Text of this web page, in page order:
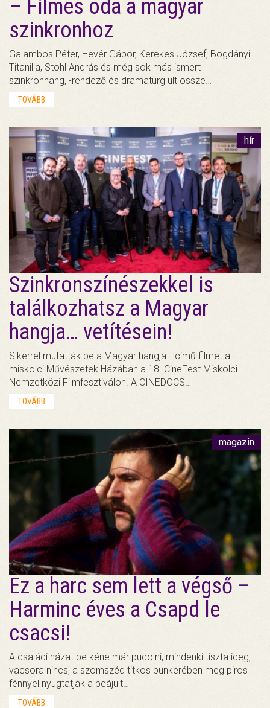
– Filmes óda a magyar
szinkronhoz
Galambos Péter, Hevér Gábor, Kerekes József, Bogdányi
Titanilla, Stohl András és még sok más ismert
szinkronhang, -rendező és dramaturg ült össze…
TOVÁBB
hír
Szinkronszínészekkel is
találkozhatsz a Magyar
hangja… vetítésein!
Sikerrel mutatták be a Magyar hangja… című filmet a
miskolci Művészetek Házában a 18. CineFest Miskolci
Nemzetközi Filmfesztiválon. A CINEDOCS…
TOVÁBB
magazin
Ez a harc sem lett a végső –
Harminc éves a Csapd le
csacsi!
A családi házat be kéne már pucolni, mindenki tiszta ideg,
vacsora nincs, a szomszéd titkos bunkerében meg piros
fénnyel nyugtatják a beájult…
TOVÁBB